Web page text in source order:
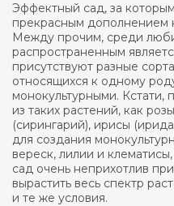
Эффектный сад, за
прекрасным дополнением
Между прочим, среди
распространенным
присутствуют разные
относящихся к одному
монокультурными.
из таких растений, как
(сирингарий), ирисы
для создания
вереск, лилии и
сад очень неприхотлив
вырастить весь спектр
и те же условия.